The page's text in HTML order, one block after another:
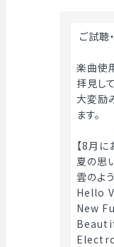
ご試聴
楽曲使
拝見し
大変励
ます。
【8月に
夏の思
雲のよ
Hello
New